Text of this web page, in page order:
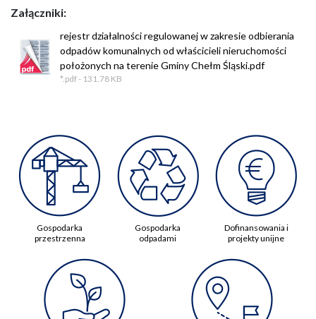
Załączniki:
rejestr działalności regulowanej w zakresie odbierania
odpadów komunalnych od właścicieli nieruchomości
położonych na terenie Gminy Chełm Śląski.pdf
*.pdf - 131.78 KB
Gospodarka
przestrzenna
Gospodarka
odpadami
Dofinansowania i
projekty unijne